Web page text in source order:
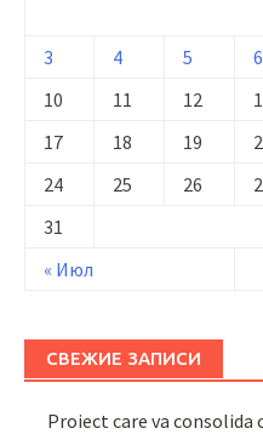
« Июл
3
4 5 6
10
11 12
17
18 19
24
25 26
31
СВЕЖИЕ ЗАПИСИ
Proiect care va